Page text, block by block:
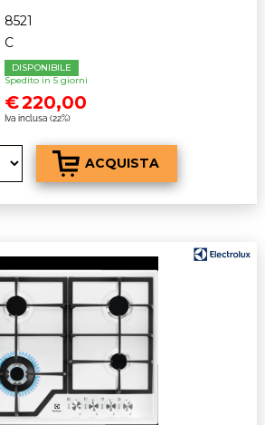
8521
C
DISPONIBILE
Spedito in 5 giorni
€220,00
Iva inclusa (22%)